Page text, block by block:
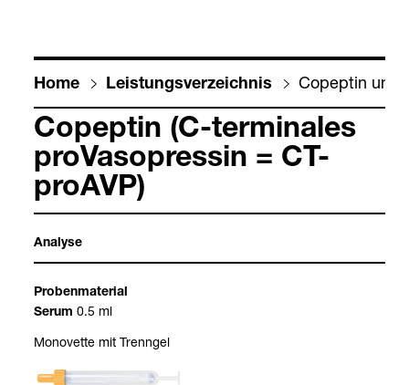
Home Leis­tungs­ver­zeich­nis Copep­tin und
Copep­tin (C-​ter­mi­na­les
pro­Va­s­opres­sin = CT-​
pro­AVP)
Ana­lyse
Pro­ben­ma­te­rial
Serum 0.5 ml
Mono­vette mit Trenn­gel